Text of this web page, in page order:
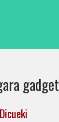
gadget